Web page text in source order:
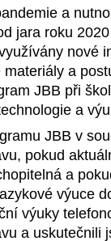
a
jara roku
nové
materiály a
JBB při
a
JBB v
pokud
a
výuce
výuky
a uskutečnili